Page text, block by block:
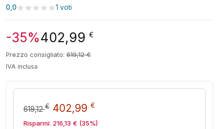
0,0 1 voti
-35%402,99 €
Prezzo consigliato: 619,12€
IVA inclusa
619,12€ Il prezzo originale era: 619,12
402,99 €Il prezzo attuale è:
Risparmi: 216,13 € (35%)